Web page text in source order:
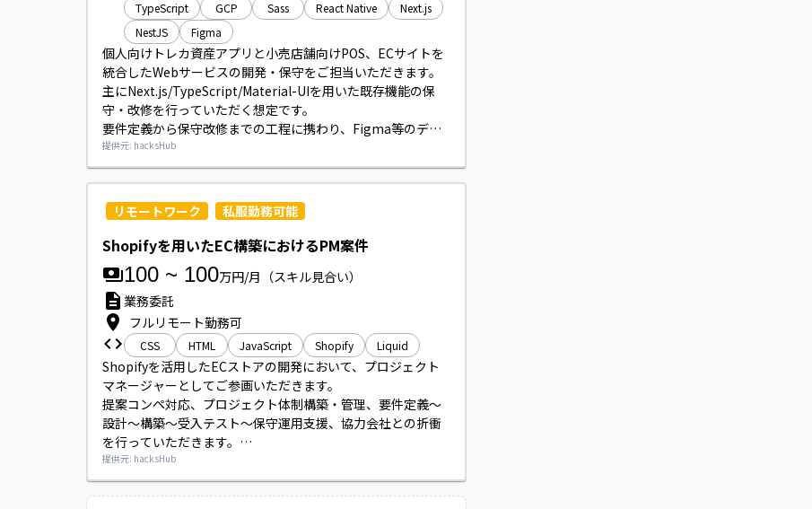
TypeScript
GCP Sass React Native
Next.js
NestJS
Figma
個人向けトレカ資産アプリと小売店舗向けPOS、ECサイトを
統合したWebサービスの開発・保守をご担当いただきます。
主にNext.js/TypeScript/Material-UIを用いた既存機能の保
守・改修を行っていただく想定です。
要件定義から保守改修までの工程に携わり、Figma等のデザ
イン成果物をコードに落とし込む作業やAPI連携実装、パフォ
ーマンス改善・リファクタリング等も発生します。
開発環境はMac、Node.js、Git/GitHub、AWS等を利用してい
ます。
提供元: hacksHub
リモートワーク 私服勤務可能
Shopifyを用いたEC構築におけるPM案件
100 ~ 100万円/月 （スキル見合い）
業務委託
フルリモート勤務可
CSS HTML JavaScript Shopify Liquid
Shopifyを活用したECストアの開発において、プロジェクト
マネージャーとしてご参画いただきます。
提案コンペ対応、プロジェクト体制構築・管理、要件定義～
設計～構築～受入テスト～保守運用支援、協力会社との折衝
を行っていただきます。
進捗管理・課題管理や品質管理、設定・実装作業の一部対応
も含まれます。
役割割合は要件整理約30%、開発チームの進捗/課題管理約
提供元: hacksHub